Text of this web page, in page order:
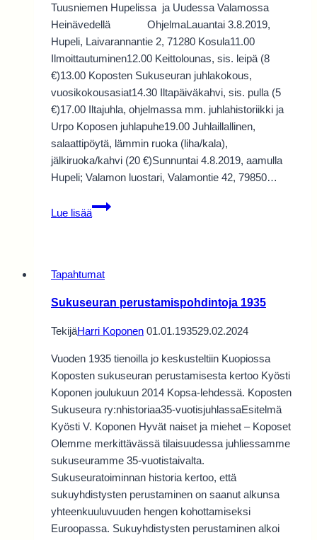
Tuusniemen Hupelissa ja Uudessa Valamossa
Heinävedellä OhjelmaLauantai 3.8.2019,
Hupeli, Laivarannantie 2, 71280 Kosula11.00
Ilmoittautuminen12.00 Keittolounas, sis. leipä (8
€)13.00 Koposten Sukuseuran juhlakokous,
vuosikokousasiat14.30 Iltapäiväkahvi, sis. pulla (5
€)17.00 Iltajuhla, ohjelmassa mm. juhlahistoriikki ja
Urpo Koposen juhlapuhe19.00 Juhlaillallinen,
salaattipöytä, lämmin ruoka (liha/kala),
jälkiruoka/kahvi (20 €)Sunnuntai 4.8.2019, aamulla
Hupeli; Valamon luostari, Valamontie 42, 79850…
Lue lisää
Sukupäivät
2019
Tapahtumat
Sukuseuran perustamispohdintoja 1935
TekijäHarri Koponen 01.01.193529.02.2024
Vuoden 1935 tienoilla jo keskusteltiin Kuopiossa
Koposten sukuseuran perustamisesta kertoo Kyösti
Koponen joulukuun 2014 Kopsa-lehdessä. Koposten
Sukuseura ry:nhistoriaa35-vuotisjuhlassaEsitelmä
Kyösti V. Koponen Hyvät naiset ja miehet – Koposet
Olemme merkittävässä tilaisuudessa juhliessamme
sukuseuramme 35-vuotistaivalta.
Sukuseuratoiminnan historia kertoo, että
sukuyhdistysten perustaminen on saanut alkunsa
yhteenkuuluvuuden hengen kohottamiseksi
Euroopassa. Sukuyhdistysten perustaminen alkoi